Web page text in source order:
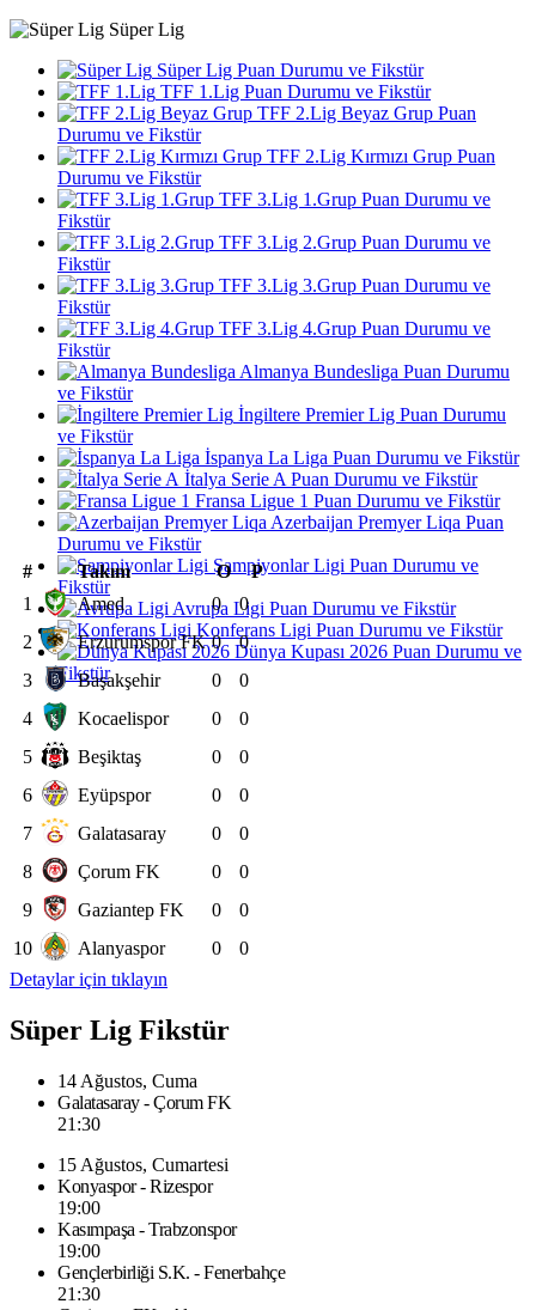
Süper Lig
Süper Lig Puan Durumu ve Fikstür
TFF 1.Lig Puan Durumu ve Fikstür
TFF 2.Lig Beyaz Grup Puan
Durumu ve Fikstür
TFF 2.Lig Kırmızı Grup Puan
Durumu ve Fikstür
TFF 3.Lig 1.Grup Puan Durumu ve
Fikstür
TFF 3.Lig 2.Grup Puan Durumu ve
Fikstür
TFF 3.Lig 3.Grup Puan Durumu ve
Fikstür
TFF 3.Lig 4.Grup Puan Durumu ve
Fikstür
Almanya Bundesliga Puan Durumu
ve Fikstür
İngiltere Premier Lig Puan Durumu
ve Fikstür
İspanya La Liga Puan Durumu ve Fikstür
İtalya Serie A Puan Durumu ve Fikstür
Fransa Ligue 1 Puan Durumu ve Fikstür
Azerbaijan Premyer Liqa Puan
Durumu ve Fikstür
Şampiyonlar Ligi Puan Durumu ve
Fikstür
Avrupa Ligi Puan Durumu ve Fikstür
Konferans Ligi Puan Durumu ve Fikstür
Dünya Kupası 2026 Puan Durumu ve
Fikstür
# Takım O
P
1
Amed 0
0
2
Erzurumspor FK 0
0
3
Başakşehir 0
0
4
Kocaelispor 0
0
5
Beşiktaş 0
0
6
Eyüpspor 0
0
7
Galatasaray 0
0
8
Çorum FK 0
0
9
Gaziantep FK 0
0
10
Alanyaspor 0
0
Detaylar için tıklayın
Süper Lig Fikstür
14 Ağustos, Cuma
Galatasaray - Çorum FK
21:30
15 Ağustos, Cumartesi
Konyaspor - Rizespor
19:00
Kasımpaşa - Trabzonspor
19:00
Gençlerbirliği S.K. - Fenerbahçe
21:30